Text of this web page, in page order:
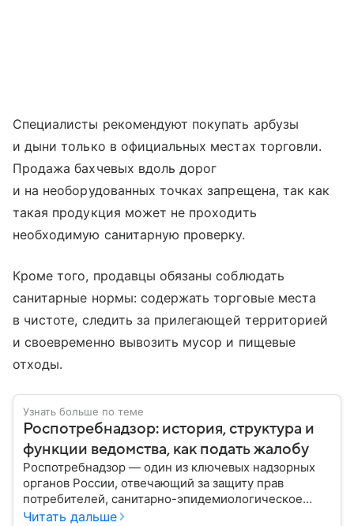
Специалисты рекомендуют покупать арбузы
и дыни только в официальных местах торговли.
Продажа бахчевых вдоль дорог
и на необорудованных точках запрещена, так как
такая продукция может не проходить
необходимую санитарную проверку.
Кроме того, продавцы обязаны соблюдать
санитарные нормы: содержать торговые места
в чистоте, следить за прилегающей территорией
и своевременно вывозить мусор и пищевые
отходы.
Узнать больше по теме
Роспотребнадзор: история, структура и
функции ведомства, как подать жалобу
Роспотребнадзор — один из ключевых надзорных
органов России, отвечающий за защиту прав
потребителей, санитарно-эпидемиологическое
благополучие населения и контроль соблюдения
Читать дальше